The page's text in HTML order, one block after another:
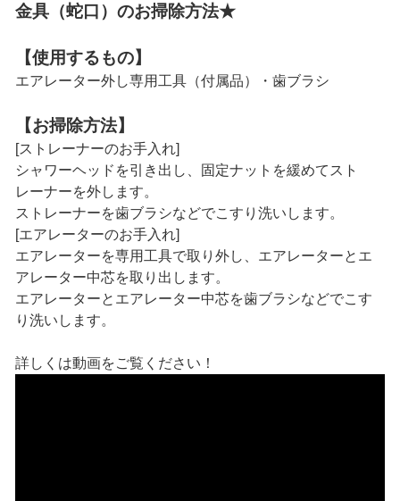
金具（蛇口）のお掃除方法★
【使用するもの】
エアレーター外し専用工具（付属品）・歯ブラシ
【お掃除方法】
[ストレーナーのお手入れ]
シャワーヘッドを引き出し、固定ナットを緩めてスト
レーナーを外します。
ストレーナーを歯ブラシなどでこすり洗いします。
[エアレーターのお手入れ]
エアレーターを専用工具で取り外し、エアレーターとエ
アレーター中芯を取り出します。
エアレーターとエアレーター中芯を歯ブラシなどでこす
り洗いします。
詳しくは動画をご覧ください！